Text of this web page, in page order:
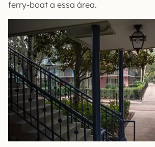
ferry-boat a essa área.